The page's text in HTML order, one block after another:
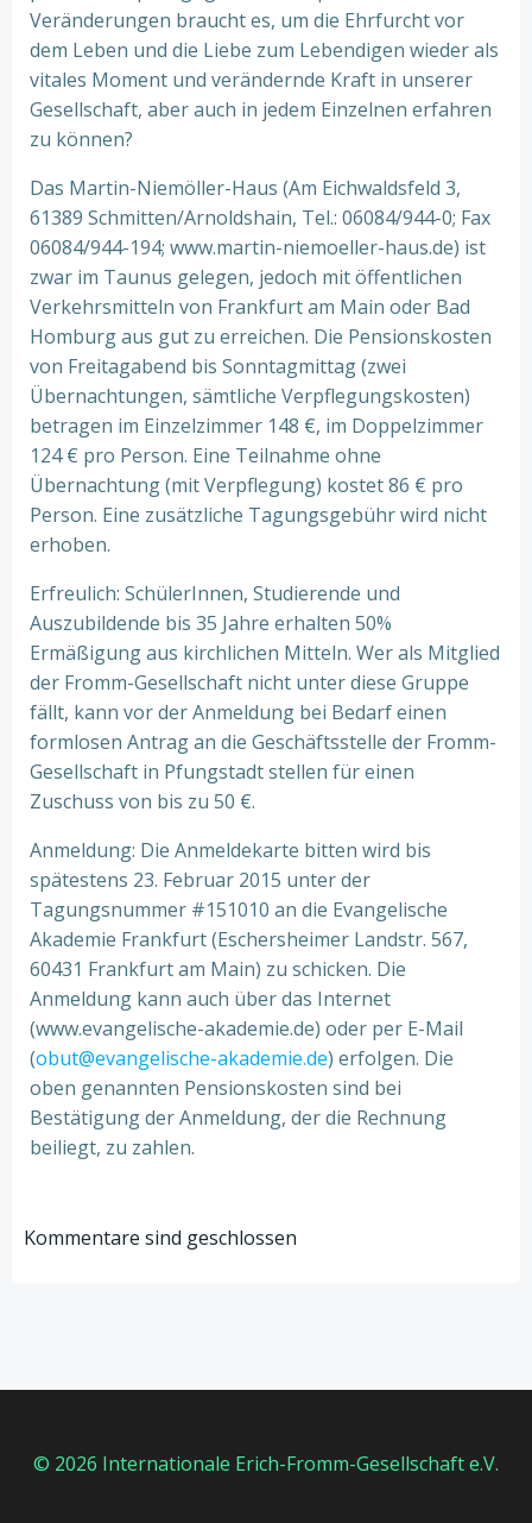
Veränderungen braucht es, um die Ehrfurcht vor
dem Leben und die Liebe zum Lebendigen wieder als
vitales Moment und verändernde Kraft in unserer
Gesellschaft, aber auch in jedem Einzelnen erfahren
zu können?
Das Martin-Niemöller-Haus (Am Eichwaldsfeld 3,
61389 Schmitten/Arnoldshain, Tel.: 06084/944-0; Fax
06084/944-194; www.martin-niemoeller-haus.de) ist
zwar im Taunus gelegen, jedoch mit öffentlichen
Verkehrsmitteln von Frankfurt am Main oder Bad
Homburg aus gut zu erreichen. Die Pensionskosten
von Freitagabend bis Sonntagmittag (zwei
Übernachtungen, sämtliche Verpflegungskosten)
betragen im Einzelzimmer 148 €, im Doppelzimmer
124 € pro Person. Eine Teilnahme ohne
Übernachtung (mit Verpflegung) kostet 86 € pro
Person. Eine zusätzliche Tagungsgebühr wird nicht
erhoben.
Erfreulich: SchülerInnen, Studierende und
Auszubildende bis 35 Jahre erhalten 50%
Ermäßigung aus kirchlichen Mitteln. Wer als Mitglied
der Fromm-Gesellschaft nicht unter diese Gruppe
fällt, kann vor der Anmeldung bei Bedarf einen
formlosen Antrag an die Geschäftsstelle der Fromm-
Gesellschaft in Pfungstadt stellen für einen
Zuschuss von bis zu 50 €.
Anmeldung: Die Anmeldekarte bitten wird bis
spätestens 23. Februar 2015 unter der
Tagungsnummer #151010 an die Evangelische
Akademie Frankfurt (Eschersheimer Landstr. 567,
60431 Frankfurt am Main) zu schicken. Die
Anmeldung kann auch über das Internet
(www.evangelische-akademie.de) oder per E-Mail
(obut@evangelische-akademie.de) erfolgen. Die
oben genannten Pensionskosten sind bei
Bestätigung der Anmeldung, der die Rechnung
beiliegt, zu zahlen.
Kommentare sind geschlossen
© 2026 Internationale Erich-Fromm-Gesellschaft e.V.